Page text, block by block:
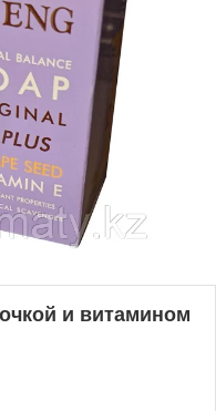
и витамином